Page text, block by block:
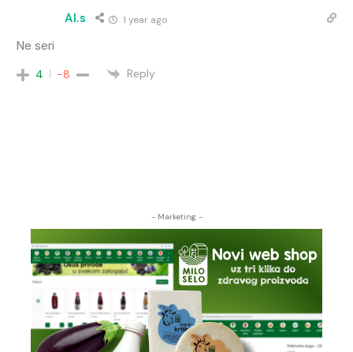
Al.s 1 year ago
Ne seri
4 -8 Reply
- Marketing -